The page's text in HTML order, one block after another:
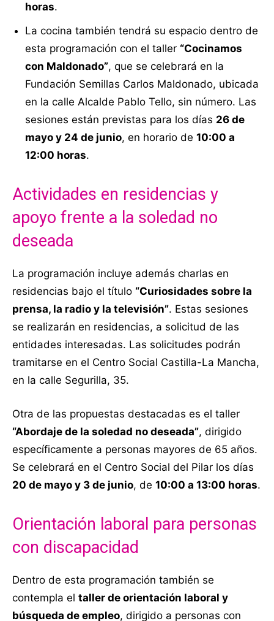
horas.
La cocina también tendrá su espacio dentro de
esta programación con el taller “Cocinamos
con Maldonado”, que se celebrará en la
Fundación Semillas Carlos Maldonado, ubicada
en la calle Alcalde Pablo Tello, sin número. Las
sesiones están previstas para los días 26 de
mayo y 24 de junio, en horario de 10:00 a
12:00 horas.
Actividades en residencias y
apoyo frente a la soledad no
deseada
La programación incluye además charlas en
residencias bajo el título “Curiosidades sobre la
prensa, la radio y la televisión”. Estas sesiones
se realizarán en residencias, a solicitud de las
entidades interesadas. Las solicitudes podrán
tramitarse en el Centro Social Castilla-La Mancha,
en la calle Segurilla, 35.
Otra de las propuestas destacadas es el taller
“Abordaje de la soledad no deseada”, dirigido
específicamente a personas mayores de 65 años.
Se celebrará en el Centro Social del Pilar los días
20 de mayo y 3 de junio, de 10:00 a 13:00 horas.
Orientación laboral para personas
con discapacidad
Dentro de esta programación también se
contempla el taller de orientación laboral y
búsqueda de empleo, dirigido a personas con